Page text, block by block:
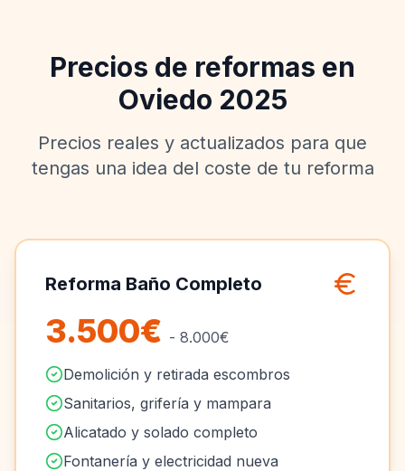
Precios de reformas en
Oviedo 2025
Precios reales y actualizados para que
tengas una idea del coste de tu reforma
Reforma Baño Completo
3.500€ - 8.000€
Demolición y retirada escombros
Sanitarios, grifería y mampara
Alicatado y solado completo
Fontanería y electricidad nueva